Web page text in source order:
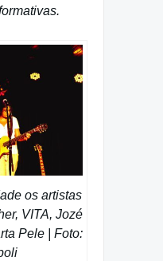
os artistas
VITA, Jozé
Pele | Foto: